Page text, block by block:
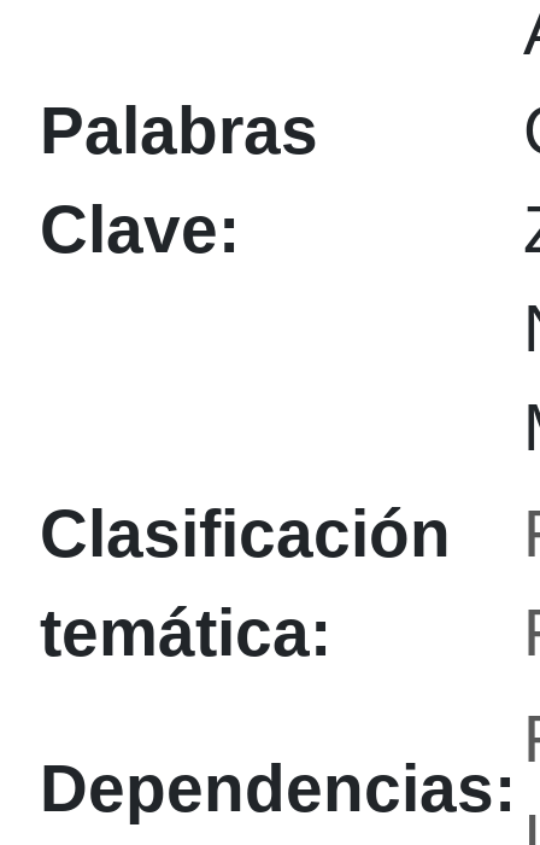
Palabras
Clave:
Clasificación
temática:
Dependencias: